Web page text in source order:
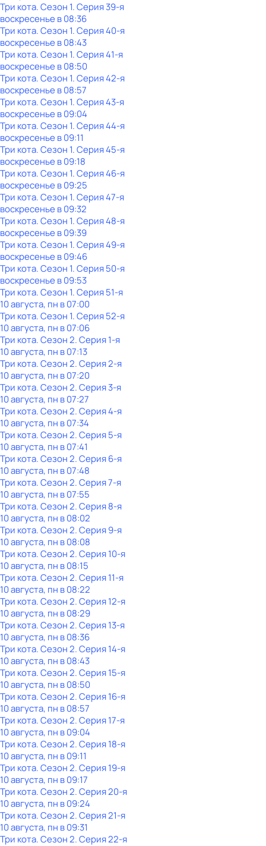
Три кота. Сезон 1. Серия 39-я
воскресенье в08:36
Три кота. Сезон 1. Серия 40-я
воскресенье в08:43
Три кота. Сезон 1. Серия 41-я
воскресенье в08:50
Три кота. Сезон 1. Серия 42-я
воскресенье в08:57
Три кота. Сезон 1. Серия 43-я
воскресенье в09:04
Три кота. Сезон 1. Серия 44-я
воскресенье в09:11
Три кота. Сезон 1. Серия 45-я
воскресенье в09:18
Три кота. Сезон 1. Серия 46-я
воскресенье в09:25
Три кота. Сезон 1. Серия 47-я
воскресенье в09:32
Три кота. Сезон 1. Серия 48-я
воскресенье в09:39
Три кота. Сезон 1. Серия 49-я
воскресенье в09:46
Три кота. Сезон 1. Серия 50-я
воскресенье в09:53
Три кота. Сезон 1. Серия 51-я
10 августа, пн в 07:00
Три кота. Сезон 1. Серия 52-я
10 августа, пн в 07:06
Три кота. Сезон 2. Серия 1-я
10 августа, пн в 07:13
Три кота. Сезон 2. Серия 2-я
10 августа, пн в 07:20
Три кота. Сезон 2. Серия 3-я
10 августа, пн в 07:27
Три кота. Сезон 2. Серия 4-я
10 августа, пн в 07:34
Три кота. Сезон 2. Серия 5-я
10 августа, пн в 07:41
Три кота. Сезон 2. Серия 6-я
10 августа, пн в 07:48
Три кота. Сезон 2. Серия 7-я
10 августа, пн в 07:55
Три кота. Сезон 2. Серия 8-я
10 августа, пн в 08:02
Три кота. Сезон 2. Серия 9-я
10 августа, пн в 08:08
Три кота. Сезон 2. Серия 10-я
10 августа, пн в 08:15
Три кота. Сезон 2. Серия 11-я
10 августа, пн в 08:22
Три кота. Сезон 2. Серия 12-я
10 августа, пн в 08:29
Три кота. Сезон 2. Серия 13-я
10 августа, пн в 08:36
Три кота. Сезон 2. Серия 14-я
10 августа, пн в 08:43
Три кота. Сезон 2. Серия 15-я
10 августа, пн в 08:50
Три кота. Сезон 2. Серия 16-я
10 августа, пн в 08:57
Три кота. Сезон 2. Серия 17-я
10 августа, пн в 09:04
Три кота. Сезон 2. Серия 18-я
10 августа, пн в 09:11
Три кота. Сезон 2. Серия 19-я
10 августа, пн в 09:17
Три кота. Сезон 2. Серия 20-я
10 августа, пн в 09:24
Три кота. Сезон 2. Серия 21-я
10 августа, пн в 09:31
Три кота. Сезон 2. Серия 22-я